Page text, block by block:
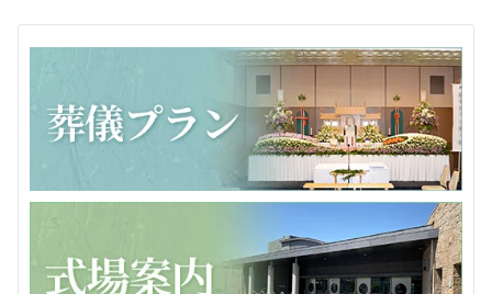
ジ